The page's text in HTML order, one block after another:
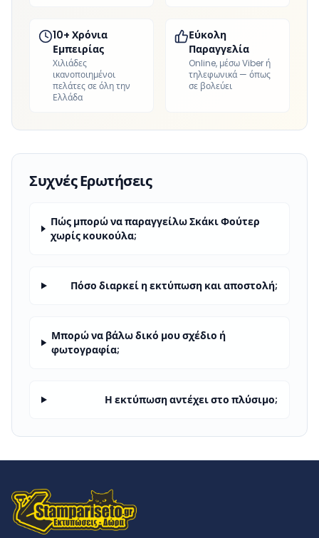
10+ Χρόνια
Εμπειρίας
Χιλιάδες
ικανοποιημένοι
πελάτες σε όλη την
Ελλάδα
Εύκολη
Παραγγελία
Online, μέσω Viber ή
τηλεφωνικά — όπως
σε βολεύει
Συχνές Ερωτήσεις
Πώς μπορώ να παραγγείλω Σκάκι Φούτερ
χωρίς κουκούλα;
Πόσο διαρκεί η εκτύπωση και αποστολή;
Μπορώ να βάλω δικό μου σχέδιο ή
φωτογραφία;
Η εκτύπωση αντέχει στο πλύσιμο;